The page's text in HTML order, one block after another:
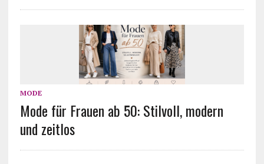
MODE
Mode für Frauen ab 50: Stilvoll, modern
und zeitlos